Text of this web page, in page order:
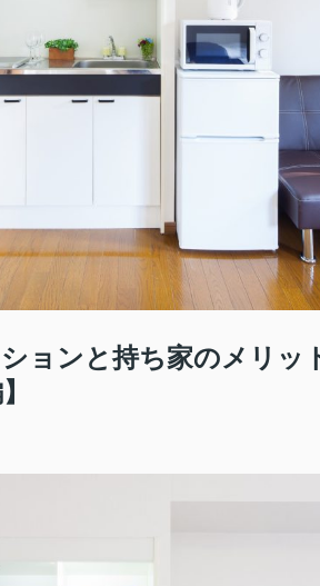
ョンと持ち家のメリッ